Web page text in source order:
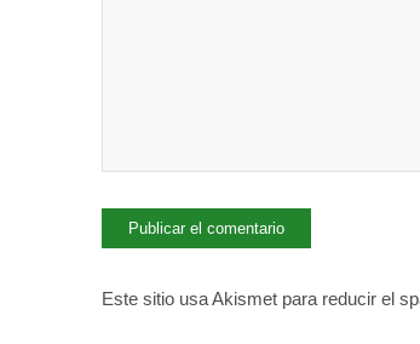
Este sitio usa Akismet para reducir el